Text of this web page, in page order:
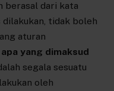
berasal dari kata
dilakukan, tidak boleh
aturan
apa yang dimaksud
segala sesuatu
oleh